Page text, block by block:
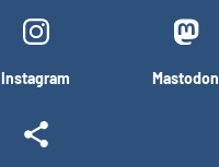
Instagram Mastodon